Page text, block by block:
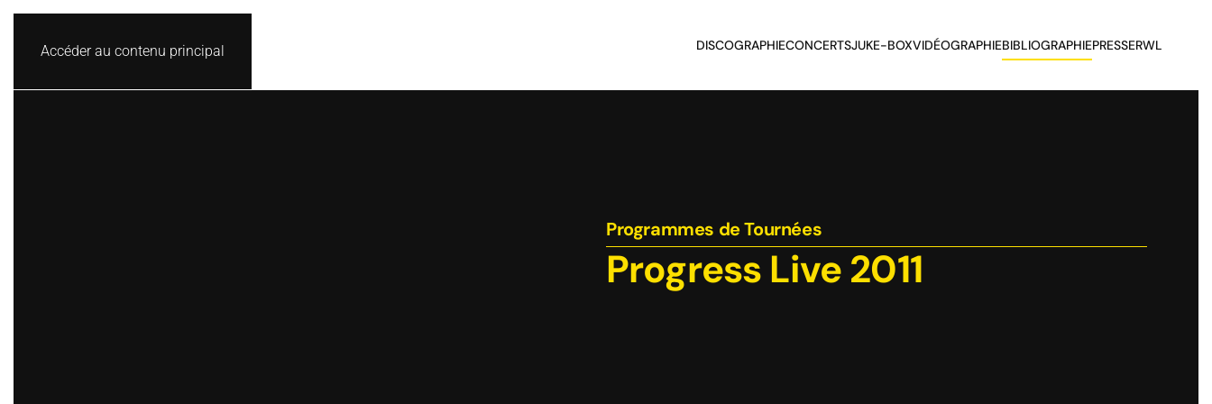
Accéder au contenu principal DISCOGRAPHIECONCERTSJUKE-BOXVIDÉOGRAPHIEBIBLIOGRAPHIEPRESSERWL
Programmes de Tournées
Progress Live 2011